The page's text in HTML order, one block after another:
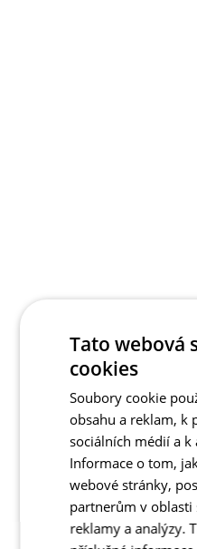
Tato webová
cookies
Soubory cookie
obsahu a reklam, k
sociálních médií a k
Informace o tom,
webové stránky,
partnerům v
reklamy a analýzy.